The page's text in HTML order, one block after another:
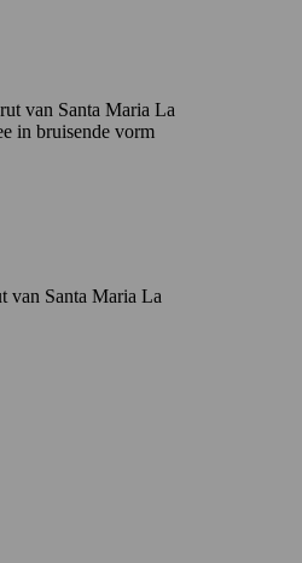
van Santa Maria La
in bruisende vorm